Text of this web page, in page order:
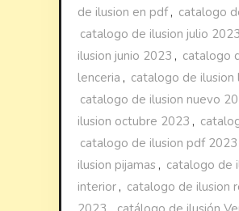
de ilusion en pdf, catalogo
catalogo de ilusion julio 2023
ilusion junio 2023 , catalogo
lenceria , catalogo de ilusion
catalogo de ilusion nuevo
ilusion octubre 2023 ,
catalogo de ilusion pdf 2023
ilusion pijamas , catalogo de
interior , catalogo de ilusion